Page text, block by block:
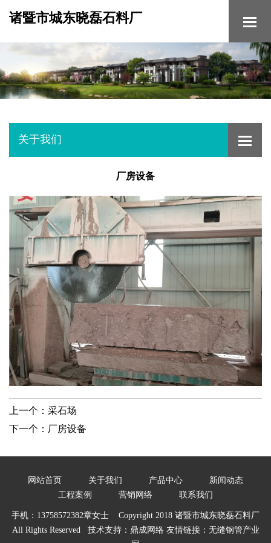
诸暨市城东晓磊石料厂
关于我们
厂房设备
上一个： 采石场
下一个： 厂房设备
网站首页 关于我们 产品中心
新闻动态
工程案例
营销网络 联系我们
手机：13758572382章女士 Copyright 2018 诸暨市城东晓磊石料厂
All Rights Reserved 技术支持： 鼎成网络 友情链接： 无缝钢管产业